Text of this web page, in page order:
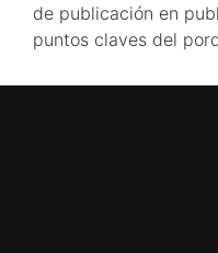
de publicación en
puntos claves del